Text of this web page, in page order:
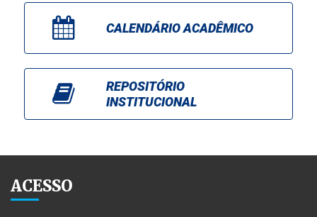
CALENDÁRIO ACADÊMICO
REPOSITÓRIO
INSTITUCIONAL
ACESSO